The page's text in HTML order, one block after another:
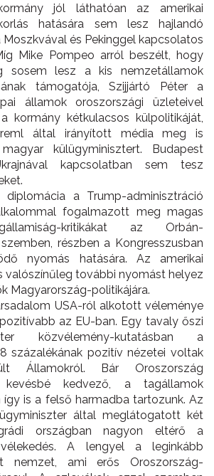
jól láthatóan az amerikai
hatására sem lesz hajlandó
és Pekinggel kapcsolatos
Mike Pompeo arról beszélt, hogy
sosem lesz a kis nemzetállamok
támogatója, Szijjártó Péter a
államok oroszországi üzleteivel
kormány kétkulacsos külpolitikáját,
által irányított média meg is
külügyminisztert. Budapest
kapcsolatban sem tesz
diplomácia a Trump-adminisztráció
fogalmazott meg magas
kritikákat az Orbán-
részben a Kongresszusban
nyomás hatására. Az amerikai
valószínűleg további nyomást helyez
Magyarország-politikájára.
USA-ról alkotott véleménye
az EU-ban. Egy tavaly őszi
közvélemény-kutatásban a
százalékának pozitív nézetei voltak
Államokról. Bár Oroszország
kevésbé kedvező, a tagállamok
így is a felső harmadba tartozunk. Az
által meglátogatott két
országban nagyon eltérő a
A lengyel a leginkább
nemzet, ami erős Oroszország-